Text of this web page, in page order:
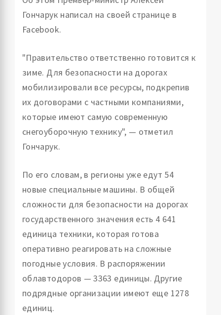
Гончарук написал на своей странице в
Facebook.
"Правительство ответственно готовится к
зиме. Для безопасности на дорогах
мобилизировали все ресурсы, подкрепив
их договорами с частными компаниями,
которые имеют самую современную
снегоуборочную технику", — отметил
Гончарук.
По его словам, в регионы уже едут 54
новые специальные машины. В общей
сложности для безопасности на дорогах
государственного значения есть 4 641
единица техники, которая готова
оперативно реагировать на сложные
погодные условия. В распоряжении
облавтодоров — 3363 единицы. Другие
подрядные организации имеют еще 1278
единиц.